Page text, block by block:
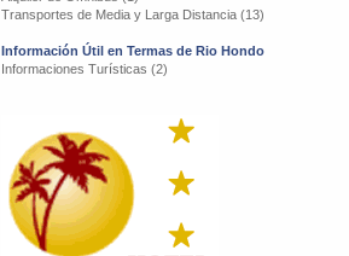
Transportes de Media y Larga Distancia (13)
Información Útil en Termas de Rio Hondo
Informaciones Turísticas (2)